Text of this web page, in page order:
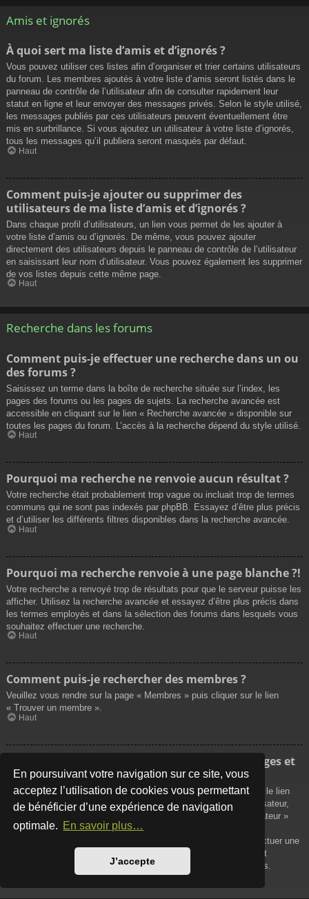
En poursuivant votre navigation sur ce site, vous
acceptez l’utilisation de cookies vous permettant
de bénéficier d’une expérience de navigation
optimale. En savoir plus…
J’accepte
Amis et ignorés
À quoi sert ma liste d’amis et d’ignorés ?
Vous pouvez utiliser ces listes afin d’organiser et trier certains utilisateurs
du forum. Les membres ajoutés à votre liste d’amis seront listés dans le
panneau de contrôle de l’utilisateur afin de consulter rapidement leur
statut en ligne et leur envoyer des messages privés. Selon le style utilisé,
les messages publiés par ces utilisateurs peuvent éventuellement être
mis en surbrillance. Si vous ajoutez un utilisateur à votre liste d’ignorés,
tous les messages qu’il publiera seront masqués par défaut.
Haut
Comment puis-je ajouter ou supprimer des
utilisateurs de ma liste d’amis et d’ignorés ?
Dans chaque profil d’utilisateurs, un lien vous permet de les ajouter à
votre liste d’amis ou d’ignorés. De même, vous pouvez ajouter
directement des utilisateurs depuis le panneau de contrôle de l’utilisateur
en saisissant leur nom d’utilisateur. Vous pouvez également les supprimer
de vos listes depuis cette même page.
Haut
Recherche dans les forums
Comment puis-je effectuer une recherche dans un ou
des forums ?
Saisissez un terme dans la boîte de recherche située sur l’index, les
pages des forums ou les pages de sujets. La recherche avancée est
accessible en cliquant sur le lien « Recherche avancée » disponible sur
toutes les pages du forum. L’accès à la recherche dépend du style utilisé.
Haut
Pourquoi ma recherche ne renvoie aucun résultat ?
Votre recherche était probablement trop vague ou incluait trop de termes
communs qui ne sont pas indexés par phpBB. Essayez d’être plus précis
et d’utiliser les différents filtres disponibles dans la recherche avancée.
Haut
Pourquoi ma recherche renvoie à une page blanche ?!
Votre recherche a renvoyé trop de résultats pour que le serveur puisse les
afficher. Utilisez la recherche avancée et essayez d’être plus précis dans
les termes employés et dans la sélection des forums dans lesquels vous
souhaitez effectuer une recherche.
Haut
Comment puis-je rechercher des membres ?
Veuillez vous rendre sur la page « Membres » puis cliquer sur le lien
« Trouver un membre ».
Haut
Comment puis-je retrouver mes propres messages et
sujets ?
Vos propres messages peuvent être affichés soit en cliquant sur le lien
« Afficher vos messages » dans le panneau de contrôle de l’utilisateur,
soit en cliquant sur le lien « Rechercher les messages de l’utilisateur »
sur la page de votre propre profil ou soit en cliquant sur le menu
« Raccourcis » situé sur la partie supérieure du forum. Pour effectuer une
recherche de vos propres sujets, utilisez la recherche avancée et
remplissez convenablement les options qui vous sont disponibles.